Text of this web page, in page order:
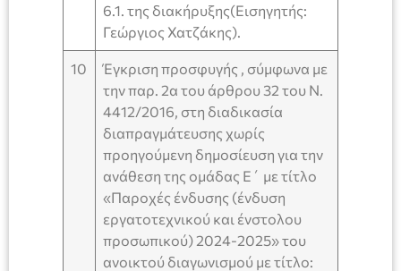
6.1. της διακήρυξης(Εισηγητής:
Γεώργιος Χατζάκης).
10
Έγκριση προσφυγής , σύμφωνα με
την παρ. 2α του άρθρου 32 του Ν.
4412/2016, στη διαδικασία
διαπραγμάτευσης χωρίς
προηγούμενη δημοσίευση για την
ανάθεση της ομάδας Ε΄ με τίτλο
«Παροχές ένδυσης (ένδυση
εργατοτεχνικού και ένστολου
προσωπικού) 2024-2025» του
ανοικτού διαγωνισμού με τίτλο: